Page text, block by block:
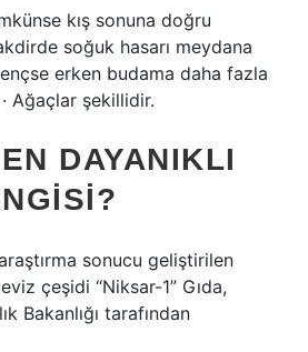
kış sonuna doğru
soğuk hasarı meydana
erken budama daha fazla
Ağaçlar şekillidir.
DAYANIKLI
sonucu geliştirilen
çeşidi “Niksar-1” Gıda,
Bakanlığı tarafından